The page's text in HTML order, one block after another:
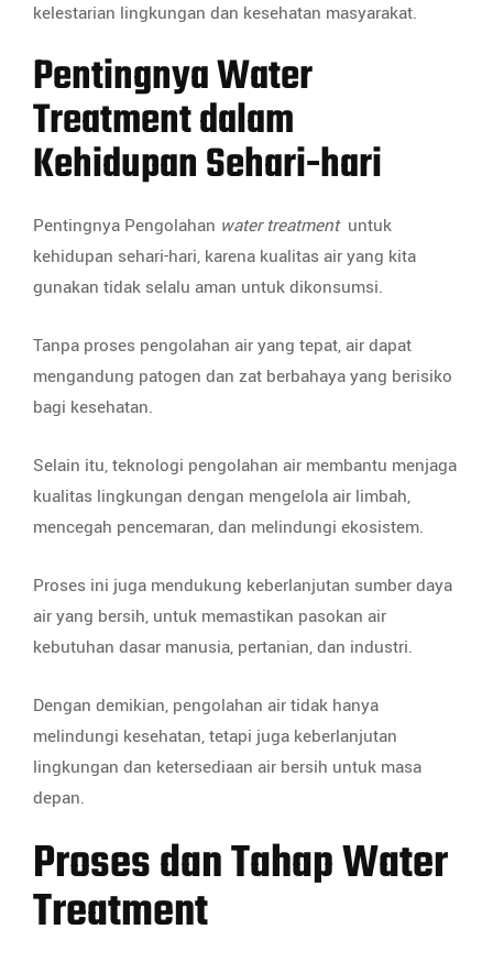
kelestarian lingkungan dan kesehatan masyarakat.
Pentingnya Water
Treatment dalam
Kehidupan Sehari-hari
Pentingnya Pengolahan water treatmentuntuk
kehidupan sehari-hari, karena kualitas air yang kita
gunakan tidak selalu aman untuk dikonsumsi.
Tanpa proses pengolahan air yang tepat, air dapat
mengandung patogen dan zat berbahaya yang berisiko
bagi kesehatan.
Selain itu, teknologi pengolahan air membantu menjaga
kualitas lingkungan dengan mengelola air limbah,
mencegah pencemaran, dan melindungi ekosistem.
Proses ini juga mendukung keberlanjutan sumber daya
air yang bersih, untuk memastikan pasokan air
kebutuhan dasar manusia, pertanian, dan industri.
Dengan demikian, pengolahan air tidak hanya
melindungi kesehatan, tetapi juga keberlanjutan
lingkungan dan ketersediaan air bersih untuk masa
depan.
Proses dan Tahap Water
Treatment